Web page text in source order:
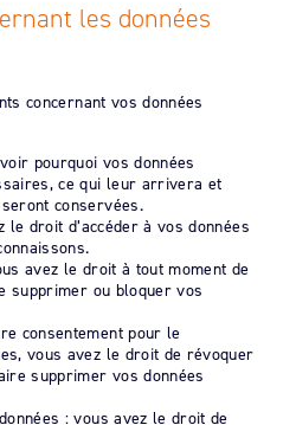
les données
concernant vos données
pourquoi vos données
ce qui leur arrivera et
conservées.
le droit d’accéder à vos données
avez le droit à tout moment de
supprimer ou bloquer vos
consentement pour le
vous avez le droit de révoquer
supprimer vos données
: vous avez le droit de